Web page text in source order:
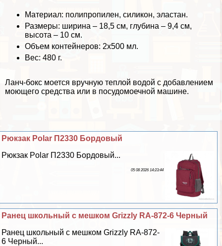
Материал: полипропилен, силикон, эластан.
Размеры: ширина – 18,5 см, глубина – 9,4 см,
высота – 10 см.
Объем контейнеров: 2х500 мл.
Вес: 480 г.
Ланч-бокс моется вручную теплой водой с добавлением
моющего средства или в посудомоечной машине.
Рюкзак Polar П2330 Бордовый
Рюкзак Polar П2330 Бордовый...
05 08 2026 14:23:44
Ранец школьный с мешком Grizzly RA-872-6 Черный
Ранец школьный с мешком Grizzly RA-872-
6 Черный...